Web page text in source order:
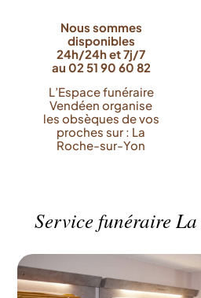
Nous sommes
disponibles
24h/24h et 7j/7
au 02 51 90 60 82
L’Espace funéraire
Vendéen organise
les obsèques de vos
proches sur : La
Roche-sur-Yon
Service funéraire La